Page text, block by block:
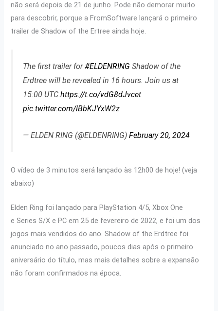
não será depois de 21 de junho. Pode não demorar muito
para descobrir, porque a FromSoftware lançará o primeiro
trailer de Shadow of the Ertree ainda hoje.
The first trailer for#ELDENRING Shadow of the
Erdtree will be revealed in 16 hours. Join us at
15:00 UTC.https://t.co/vdG8dJvcet
pic.twitter.com/lBbKJYxW2z
— ELDEN RING (@ELDENRING)February 20, 2024
O vídeo de 3 minutos será lançado às 12h00 de hoje! (veja
abaixo)
Elden Ring foi lançado para PlayStation 4/5, Xbox One
e Series S/X e PC em 25 de fevereiro de 2022, e foi um dos
jogos mais vendidos do ano. Shadow of the Erdtree foi
anunciado no ano passado, poucos dias após o primeiro
aniversário do título, mas mais detalhes sobre a expansão
não foram confirmados na época.